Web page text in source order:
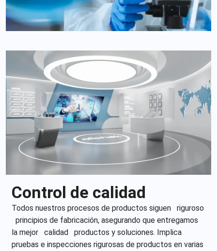
Control de calidad
Todos nuestros procesos de productos siguen riguroso
principios de fabricación, asegurando que entregamos
la mejor calidad productos y soluciones. Implica
pruebas e inspecciones rigurosas de productos en varias